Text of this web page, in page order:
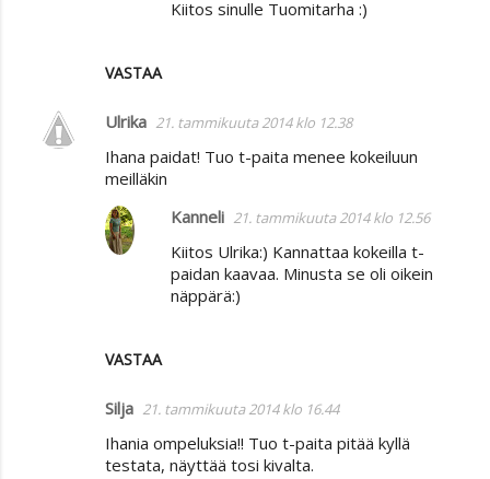
VASTAA
Kiitos sinulle Tuomitarha :)
Ulrika 21. tammikuuta 2014 klo 12.38
Ihana paidat! Tuo t-paita menee kokeiluun
meilläkin
VASTAA
Kanneli 21. tammikuuta 2014 klo 12.56
Kiitos Ulrika:) Kannattaa kokeilla t-
paidan kaavaa. Minusta se oli oikein
näppärä:)
Silja 21. tammikuuta 2014 klo 16.44
Ihania ompeluksia!! Tuo t-paita pitää kyllä
testata, näyttää tosi kivalta.